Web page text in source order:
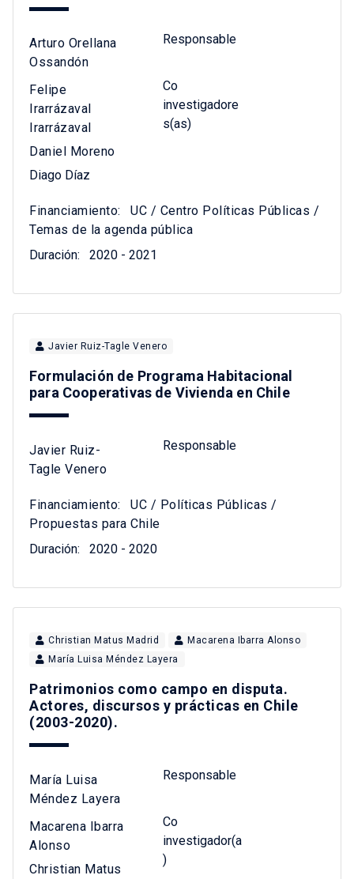
Arturo Orellana
Ossandón
Responsable
Felipe
Irarrázaval
Irarrázaval
Daniel Moreno
Diago Díaz
Co
investigadore
s(as)
Financiamiento:
UC / Centro Políticas Públicas /
Temas de la agenda pública
Duración:
2020 - 2021
Javier Ruiz-Tagle Venero
Formulación de Programa Habitacional
para Cooperativas de Vivienda en Chile
Javier Ruiz-
Tagle Venero
Responsable
Financiamiento:
UC / Políticas Públicas /
Propuestas para Chile
Duración:
2020 - 2020
Christian Matus Madrid
Macarena Ibarra Alonso
María Luisa Méndez Layera
Patrimonios como campo en disputa.
Actores, discursos y prácticas en Chile
(2003-2020).
María Luisa
Méndez Layera
Responsable
Macarena Ibarra
Alonso
Christian Matus
Co
investigador(a
)